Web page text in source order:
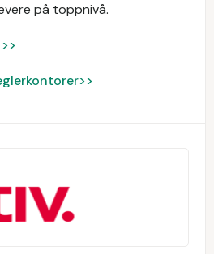
på toppnivå.